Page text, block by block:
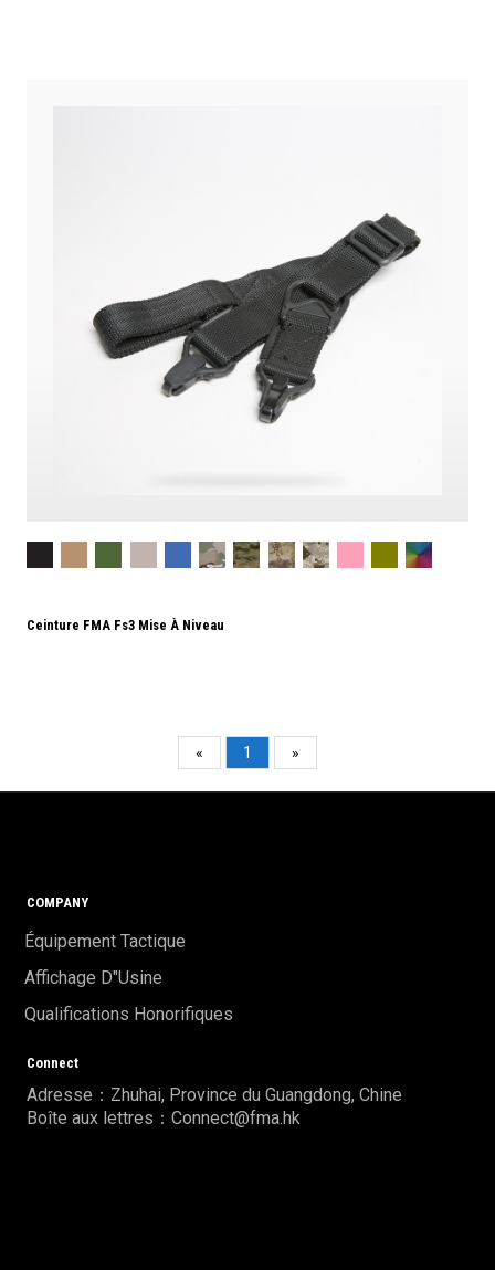
Ceinture FMA Fs3 Mise À Niveau
« 1 »
COMPANY
Équipement Tactique
Affichage D"usine
Qualifications Honorifiques
Connect
Adresse：Zhuhai, Province du Guangdong, Chine
Boîte aux lettres：Connect@fma.hk